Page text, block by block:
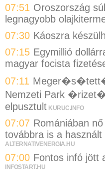
07:51 Oroszország
legnagyobb
07:30 Káoszra
07:15 Egymillió
magyar focista
07:11
Nemzeti Park
elpusztult KURUC.INFO
07:07 Romániában
továbbra is a
ALTERNATIVENERGIA.HU
07:00 Fontos infó jött
INFOSTART.HU